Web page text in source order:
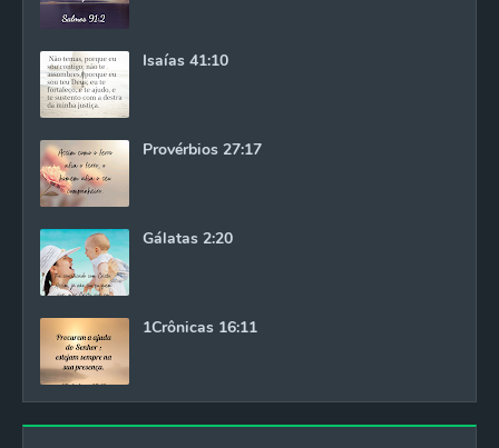
Isaías 41:10
Provérbios 27:17
Gálatas 2:20
1Crônicas 16:11